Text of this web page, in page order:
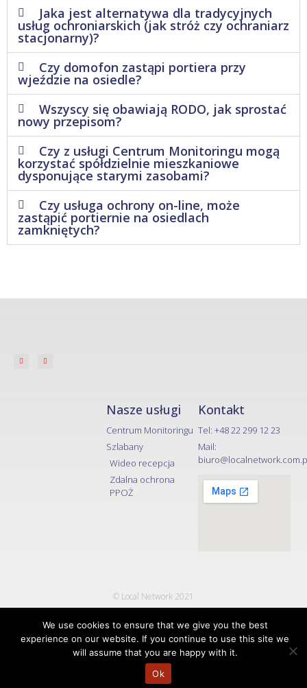
Jaka jest alternatywa dla tradycyjnych
usług ochroniarskich (jak stróż czy ochraniarz
stacjonarny)?
Czy domofon zastąpi portiera przy
wjeździe na osiedle?
Wszyscy się obawiają RODO, jak sprostać
nowy przepisom?
Czy z usługi Centrum Monitoringu mogą
korzystać spółdzielnie mieszkaniowe
dysponujące starymi zasobami?
Czy usługa ochrony on-line, może
zastąpić portiernie na osiedlach
zamkniętych?
Nasze usługi
Centrum Monitoringu
Szlabany
Wideo recepcja
Zdalna ochrona
PPOŻ
Kontakt
Tel: +48 22 299 12 23
Mail:
© Local Network 2021
We use cookies to ensure that we give you the best
experience on our website. If you continue to use this site we
will assume that you are happy with it.
Ok